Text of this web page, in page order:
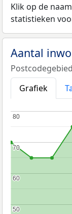
Klik op de
statistieken
Aantal
Grafiek
50
50
60
60
70
70
80
80